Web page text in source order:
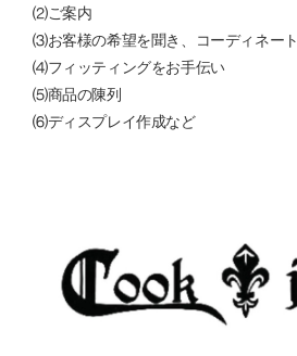
⑵ご案内
⑶お客様の希望を聞き、コーディネート
⑷フィッティングをお手伝い
⑸商品の陳列
⑹ディスプレイ作成など